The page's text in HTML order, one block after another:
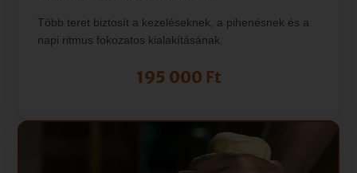
Több teret biztosít a kezeléseknek, a pihenésnek és a
napi ritmus fokozatos kialakításának.
195 000 Ft